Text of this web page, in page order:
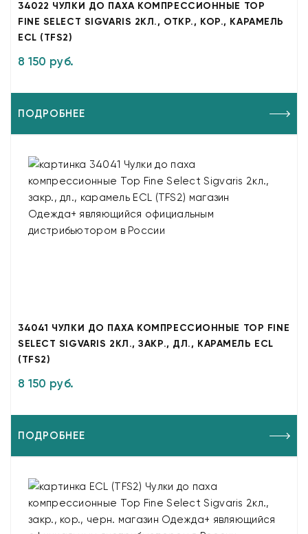
34022 ЧУЛКИ ДО ПАХА КОМПРЕССИОННЫЕ TOP
FINE SELECT SIGVARIS 2КЛ., ОТКР., КОР., КАРАМЕЛЬ
ECL (TFS2)
8 150 руб.
ПОДРОБНЕЕ
34041 ЧУЛКИ ДО ПАХА КОМПРЕССИОННЫЕ TOP FINE
SELECT SIGVARIS 2КЛ., ЗАКР., ДЛ., КАРАМЕЛЬ ECL
(TFS2)
8 150 руб.
ПОДРОБНЕЕ